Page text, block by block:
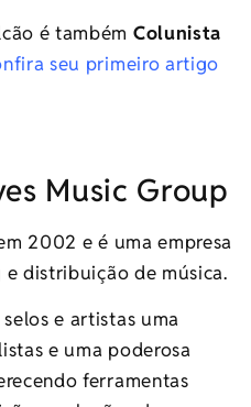
é também Colunista
seu primeiro artigo
Music Group
2002 e é uma empresa
distribuição de música.
e artistas uma
e uma poderosa
ferramentas